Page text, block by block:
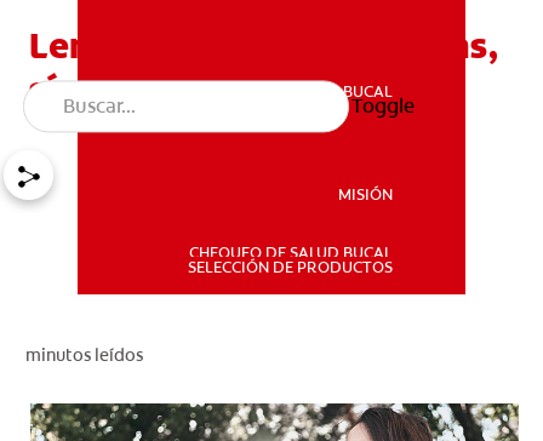
SALUD BUCAL
SALUD BUCAL
MISIÓN
CHEQUEO DE SALUD BUCAL
SELECCIÓN DE PRODUCTOS
Toggle
Lengua geográfica: causas,
síntomas y cuidados
minutos leídos